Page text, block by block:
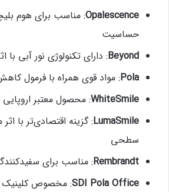
Opalescence: مناسب برای هوم
حساسیت
Beyond: دارای تکنولوژی نور آبی با
Pola: مواد قوی همراه با فرمول
WhiteSmile: محصول معتبر
LumaSmile: گزینه اقتصادی‌تر با
سطحی
Rembrandt: مناسب برای
SDI Pola Office: مخصوص کلینیک